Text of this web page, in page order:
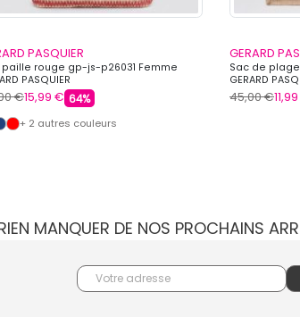
PASQUIER
paille rouge gp-js-p26031 Femme
PASQUIER
€15,99 € 64%
+ 2 autres couleurs
GERARD
Sac de
GERARD
45,00 €
MANQUER DE NOS PROCHAINS